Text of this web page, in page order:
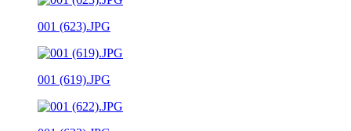
001 (623).JPG
001 (619).JPG